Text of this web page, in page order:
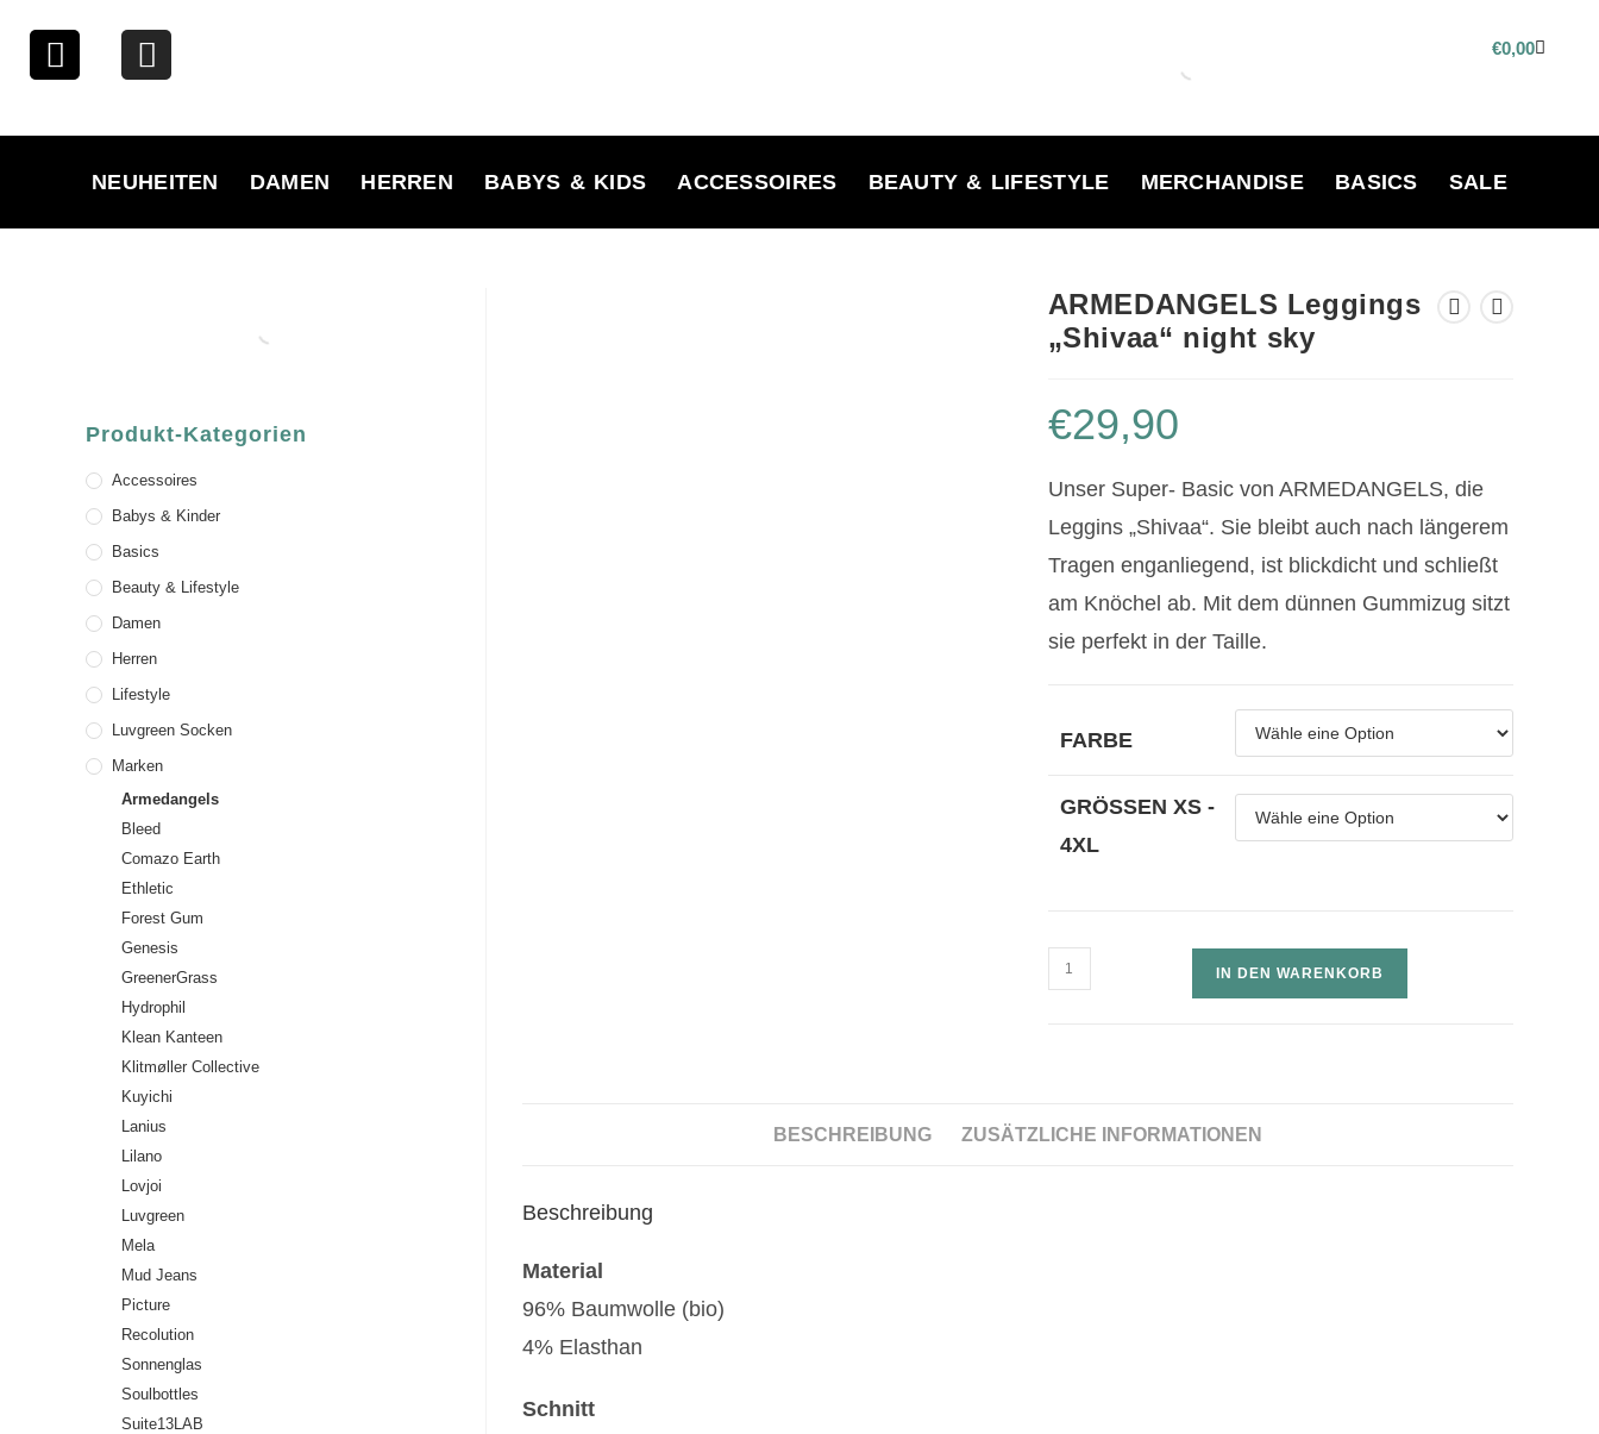
€0,00
NEUHEITEN DAMEN HERREN BABYS & KIDS ACCESSOIRES BEAUTY & LIFESTYLE MERCHANDISE BASICS SALE
ARMEDANGELS Leggings
„Shivaa“ night sky
€29,90
Unser Super- Basic von ARMEDANGELS, die
Leggins „Shivaa“. Sie bleibt auch nach längerem
Tragen enganliegend, ist blickdicht und schließt
am Knöchel ab. Mit dem dünnen Gummizug sitzt
sie perfekt in der Taille.
FARBE
GRÖSSEN XS - 4
XL
IN DEN WARENKORB
BESCHREIBUNG ZUSÄTZLICHE INFORMATIONEN
Beschreibung
Material
96% Baumwolle (bio)
4% Elasthan
Schnitt
Produkt-Kategorien
Accessoires
Babys & Kinder
Basics
Beauty & Lifestyle
Damen
Herren
Lifestyle
Luvgreen Socken
Marken
Armedangels
Bleed
Comazo Earth
Ethletic
Forest Gum
Genesis
GreenerGrass
Hydrophil
Klean Kanteen
Klitmøller Collective
Kuyichi
Lanius
Lilano
Lovjoi
Luvgreen
Mela
Mud Jeans
Picture
Recolution
Sonnenglas
Soulbottles
Suite13LAB